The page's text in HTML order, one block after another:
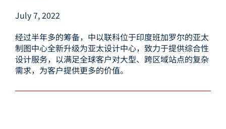
July 7, 2022
经过半年多的筹备，中以联科位于印度班加罗尔的亚太
制图中心全新升级为亚太设计中心，致力于提供综合性
设计服务，以满足全球客户对大型、跨区域站点的复杂
需求，为客户提供更多的价值。